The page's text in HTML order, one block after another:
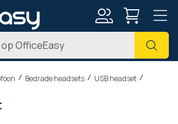
Zoek
Bedrade headsets
USB headset